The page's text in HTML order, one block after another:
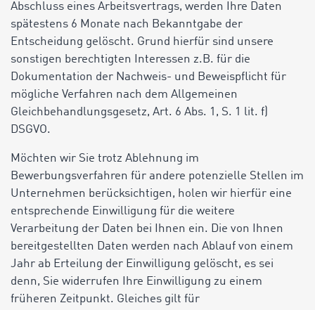
Abschluss eines Arbeitsvertrags, werden Ihre Daten
spätestens 6 Monate nach Bekanntgabe der
Entscheidung gelöscht. Grund hierfür sind unsere
sonstigen berechtigten Interessen z.B. für die
Dokumentation der Nachweis- und Beweispflicht für
mögliche Verfahren nach dem Allgemeinen
Gleichbehandlungsgesetz, Art. 6 Abs. 1, S. 1 lit. f)
DSGVO.
Möchten wir Sie trotz Ablehnung im
Bewerbungsverfahren für andere potenzielle Stellen im
Unternehmen berücksichtigen, holen wir hierfür eine
entsprechende Einwilligung für die weitere
Verarbeitung der Daten bei Ihnen ein. Die von Ihnen
bereitgestellten Daten werden nach Ablauf von einem
Jahr ab Erteilung der Einwilligung gelöscht, es sei
denn, Sie widerrufen Ihre Einwilligung zu einem
früheren Zeitpunkt. Gleiches gilt für